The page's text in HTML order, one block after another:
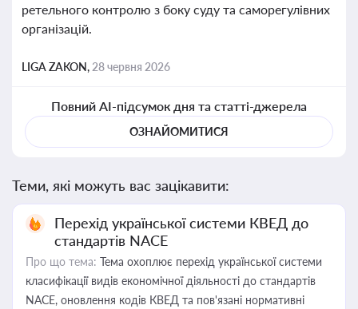
ретельного контролю з боку суду та саморегулівних
організацій.
LIGA ZAKON, 28 червня 2026
Повний AI-підсумок дня та статті-джерела
ОЗНАЙОМИТИСЯ
Теми, які можуть вас зацікавити:
Перехід української системи КВЕД до
стандартів NACE
Про що тема: Тема охоплює перехід української системи
класифікації видів економічної діяльності до стандартів
NACE, оновлення кодів КВЕД та пов'язані нормативні